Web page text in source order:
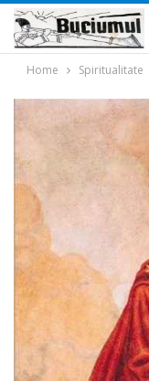
Home Spiritualitate